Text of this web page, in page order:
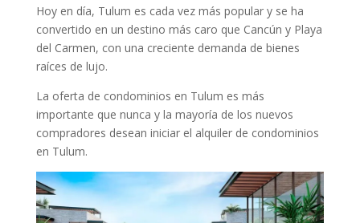
Hoy en día, Tulum es cada vez más popular y se ha
convertido en un destino más caro que Cancún y Playa
del Carmen, con una creciente demanda de bienes
raíces de lujo.
La oferta de condominios en Tulum es más
importante que nunca y la mayoría de los nuevos
compradores desean iniciar el alquiler de condominios
en Tulum.